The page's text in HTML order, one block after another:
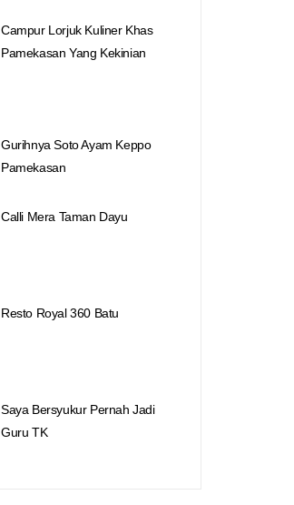
Campur Lorjuk Kuliner Khas
Pamekasan Yang Kekinian
Gurihnya Soto Ayam Keppo
Pamekasan
Calli Mera Taman Dayu
Resto Royal 360 Batu
Saya Bersyukur Pernah Jadi
Guru TK